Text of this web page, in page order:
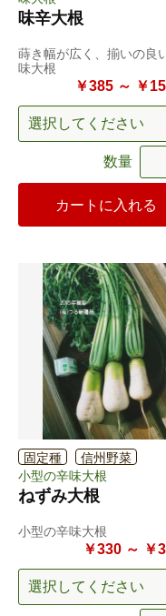
味辛大根
蒔き幅が広く、揃いの良
味大根
￥385 ～ ￥
数量
カートに入れる
固定種
信州野菜
小型の辛味大根
ねずみ大根
小型の辛味大根
￥330 ～ ￥